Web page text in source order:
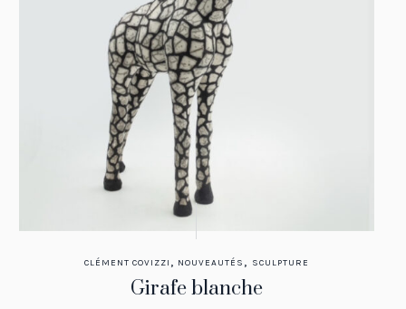
CLÉMENT COVIZZI , NOUVEAUTÉS , SCULPTURE
Girafe blanche